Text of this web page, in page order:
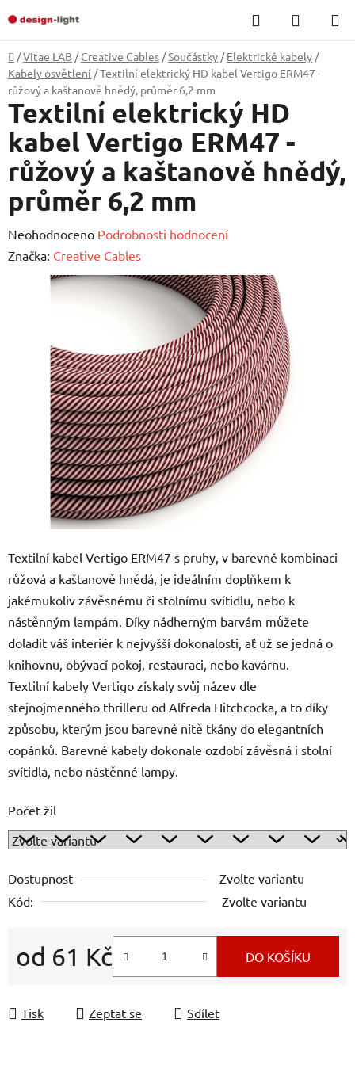
na
obsah
Hledat
KOŠÍK
Domů
/Vitae LAB / Creative Cables /Součástky / Elektrické kabely /
Kabely osvětlení /Textilní elektrický HD kabel Vertigo ERM47 -
růžový a kaštanově hnědý, průměr 6,2 mm
Textilní kabel Vertigo ERM47 s pruhy, v barevné kombinaci
růžová a kaštanově hnědá, je ideálním doplňkem k
jakémukoliv závěsnému či stolnímu svítidlu, nebo k
nástěnným lampám. Díky nádherným barvám můžete
doladit váš interiér k nejvyšší dokonalosti, ať už se jedná o
knihovnu, obývací pokoj, restauraci, nebo kavárnu.
Textilní kabely Vertigo získaly svůj název dle
stejnojmenného thrilleru od Alfreda Hitchcocka, a to díky
způsobu, kterým jsou barevné nitě tkány do elegantních
copánků. Barevné kabely dokonale ozdobí závěsná i stolní
svítidla, nebo nástěnné lampy.
Počet žil
Dostupnost
Zvolte variantu
Kód:
Zvolte variantu
od 61 Kč DO KOŠÍKU
Tisk Zeptat se Sdílet
Textilní elektrický HD
kabel Vertigo ERM47 -
růžový a kaštanově hnědý,
průměr 6,2 mm
Průměrné
hodnocení
produktu
hvězdiček.
Neohodnoceno Podrobnosti hodnocení
Značka: Creative Cables